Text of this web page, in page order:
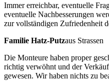
Immer erreichbar, eventuelle
eventuelle Nachbesserungen
zur vollständigen Zufriedenheit
Familie Hatz-Putzaus Strassen
Die Monteure haben proper
richtig verwöhnt und der
gewesen. Wir haben nichts zu